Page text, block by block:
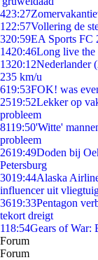
423:27
1 22:57Vollering de
320:59EA Sports FC
1420:46Long live the
1320:12Nederlander
235 km/u
619:53FOK! was
2519:52Lekker op
probleem
8119:50'Witte'
probleem
2619:49Doden bij
Petersburg
3019:44Alaska
influencer uit
3619:33Pentagon
tekort dreigt
118:54Gears of War:
Forum
Forum